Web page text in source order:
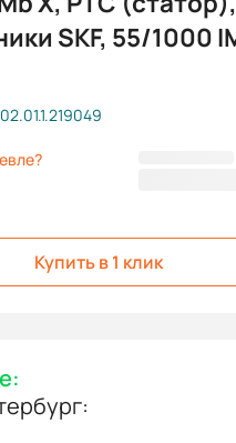
SKF, 55/1000 IM
Купить в 1 клик